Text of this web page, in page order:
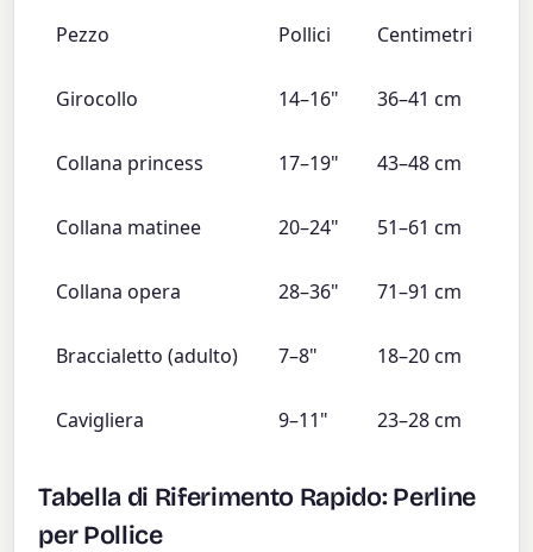
Pezzo Pollici Centimetri
Girocollo 14–16" 36–41 cm
Collana princess 17–19" 43–48 cm
Collana matinee 20–24" 51–61 cm
Collana opera 28–36" 71–91 cm
Braccialetto (adulto) 7–8" 18–20 cm
Cavigliera 9–11" 23–28 cm
Tabella di Riferimento Rapido: Perline
per Pollice